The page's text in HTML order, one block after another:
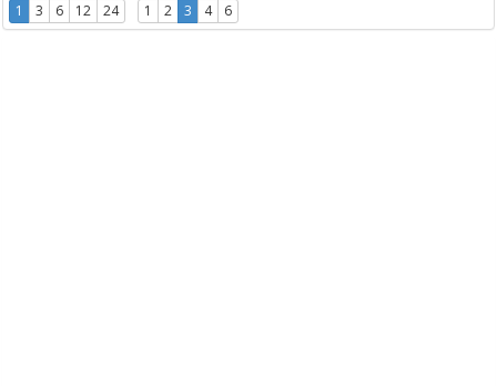
1 3 6 12 24 1 2 3 4 6